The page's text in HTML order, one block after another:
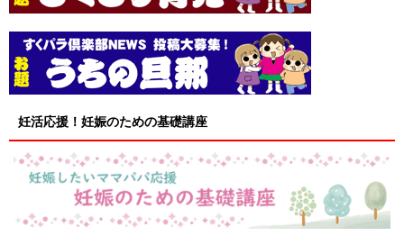
妊活応援！妊娠のための基礎講座